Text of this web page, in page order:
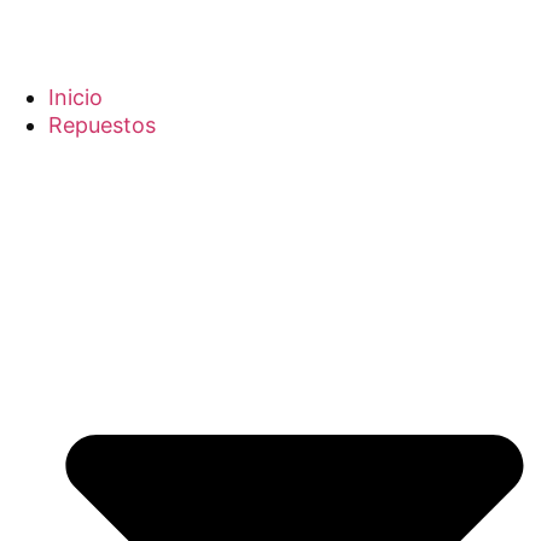
Inicio
Repuestos